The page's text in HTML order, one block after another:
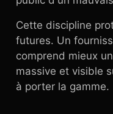
Cette discipline
futures. Un
comprend mieux
massive et visible
à porter la gamme.